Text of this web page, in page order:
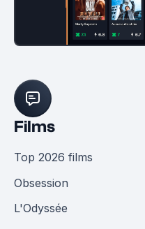
Films
Top 2026 films
Obsession
L'Odyssée